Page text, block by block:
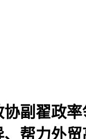
翟政率
帮力外